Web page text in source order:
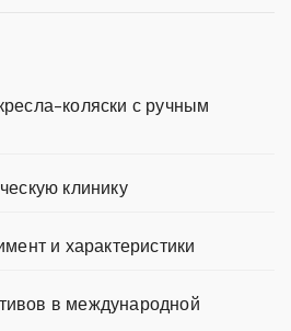
коляски с ручным
клинику
и характеристики
в международной